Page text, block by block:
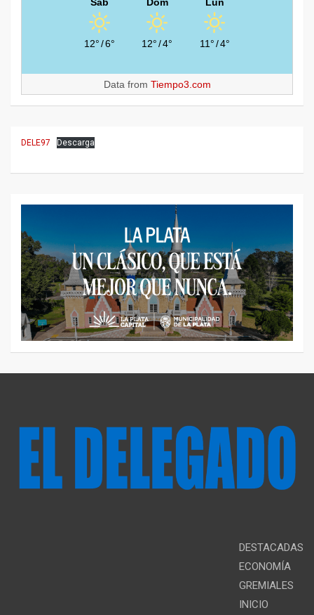
Sáb
12°/6°
Dom
12°/4°
Lun
11°/4°
Data from Tiempo3.com
DELE97 Descarga
DESTACADAS
ECONOMÍA
GREMIALES
INICIO